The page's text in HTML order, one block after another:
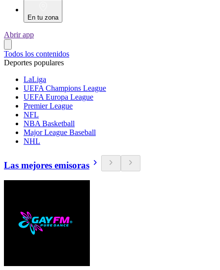
En tu zona
Abrir app
Todos los contenidos
Deportes populares
LaLiga
UEFA Champions League
UEFA Europa League
Premier League
NFL
NBA Basketball
Major League Baseball
NHL
Las mejores emisoras